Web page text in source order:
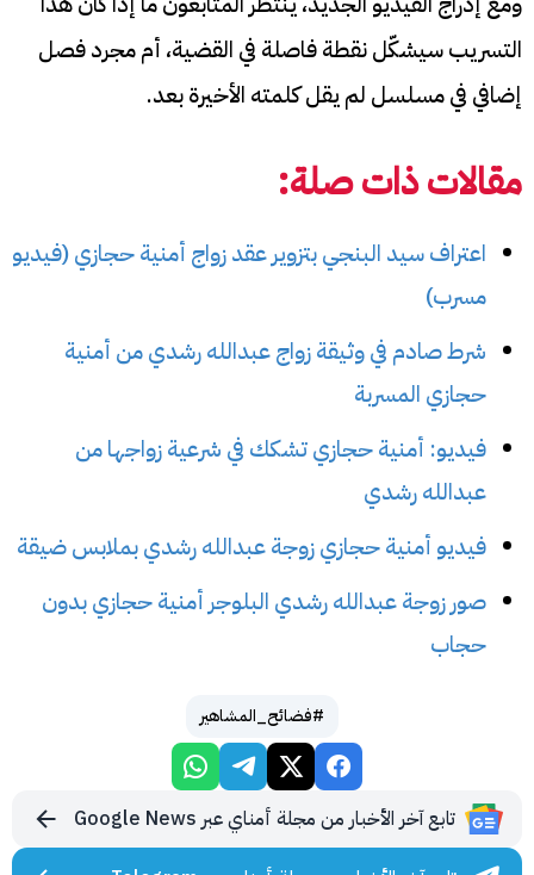
التسريب سيشكّل نقطة فاصلة في القضية، أم مجرد فصل
إضافي في مسلسل لم يقل كلمته الأخيرة بعد.
مقالات ذات صلة:
اعتراف سيد البنجي بتزوير عقد زواج أمنية حجازي (فيديو
مسرب)
شرط صادم في وثيقة زواج عبدالله رشدي من أمنية
حجازي المسربة
فيديو: أمنية حجازي تشكك في شرعية زواجها من
عبدالله رشدي
فيديو أمنية حجازي زوجة عبدالله رشدي بملابس ضيقة
صور زوجة عبدالله رشدي البلوجر أمنية حجازي بدون
حجاب
#فضائح_المشاهير
تابع آخر الأخبار من مجلة أمناي عبر Google News